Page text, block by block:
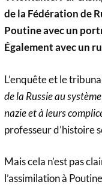
de la Fédération de
Poutine avec un
Également avec un
L’enquête et le
de la Russie au
nazie et à leurs
professeur d’histoire
Mais cela n’est pas
l’assimilation à